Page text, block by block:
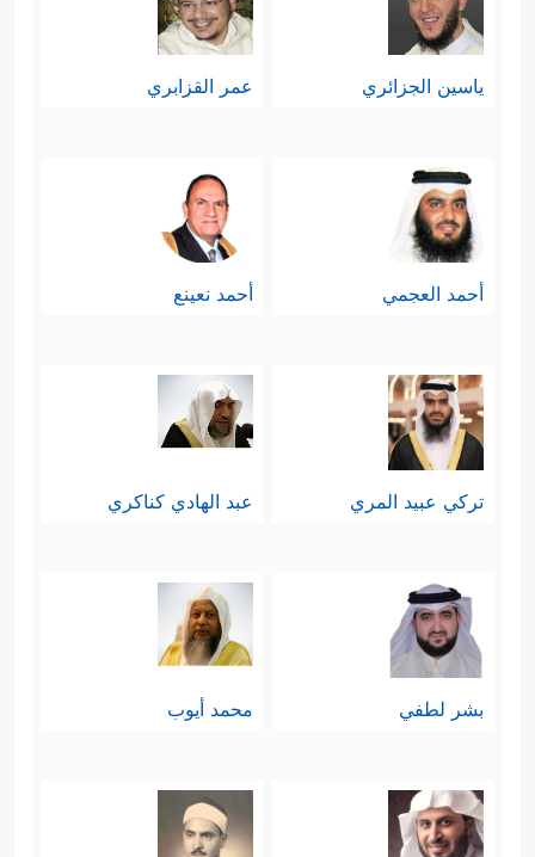
ياسين الجزائري عمر القزابري
أحمد العجمي أحمد نعينع
تركي عبيد المري عبد الهادي كناكري
بشر لطفي محمد أيوب